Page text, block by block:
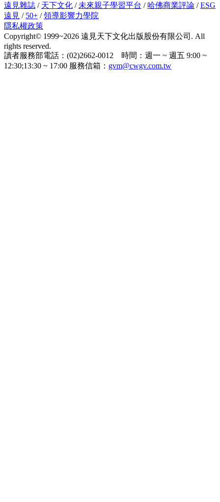
遠見雜誌 / 天下文化 / 未來親子學習平台 / 哈佛商業評論 /ESG
遠見 / 50+ /領導影響力學院
隱私權政策
Copyright© 1999~2026 遠見天下文化出版股份有限公司. All
rights reserved.
讀者服務部電話：(02)2662-0012 時間：週一 ~ 週五 9:00 ~
12:30;13:30 ~ 17:00 服務信箱： gvm@cwgv.com.tw